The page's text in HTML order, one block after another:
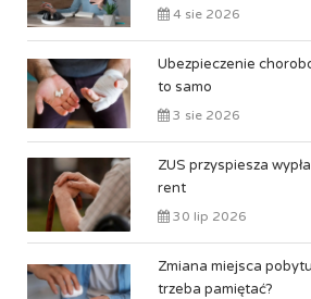
4 sie 2026
Ubezpieczenie
to samo
3 sie 2026
ZUS przyspiesza
rent
30 lip 2026
Zmiana miejsca
trzeba pamiętać?